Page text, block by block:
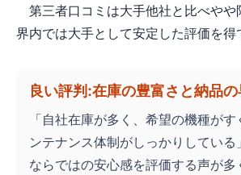
第三者口コミは大手他社と比べや
界内では大手として安定した評価を得
良い評判:在庫の豊富さと納品の
「自社在庫が多く、希望の機種が
ンテナンス体制がしっかりしてい
ならではの安心感を評価する声が多